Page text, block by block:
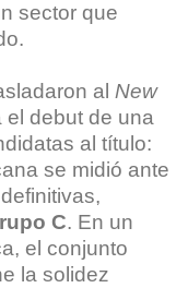
sector que
al New
el debut de una
al título:
se midió ante
C. En un
el conjunto
la solidez